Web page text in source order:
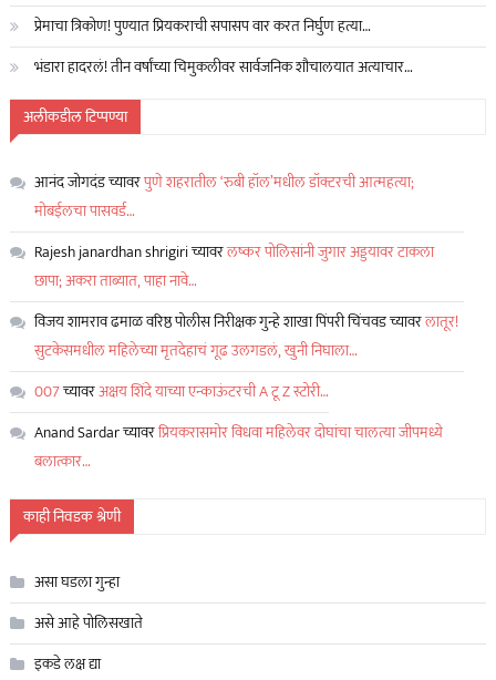
प्रेमाचा त्रिकोण! पुण्यात प्रियकराची सपासप वार करत निर्घुण हत्या…
भंडारा हादरलं! तीन वर्षांच्या चिमुकलीवर सार्वजनिक शौचालयात अत्याचार…
अलीकडील टिप्पण्या
आनंद जोगदंडच्यावरपुणे शहरातील ‘रुबी हॉल’मधील डॉक्टरची आत्महत्या;
मोबईलचा पासवर्ड…
Rajesh janardhan shrigiriच्यावरलष्कर पोलिसांनी जुगार अड्डयावर टाकला
छापा; अकरा ताब्यात, पाहा नावे…
विजय शामराव ढमाळ वरिष्ठ पोलीस निरीक्षक गुन्हे शाखा पिंपरी चिंचवडच्यावरलातूर!
सुटकेसमधील महिलेच्या मृतदेहाचं गूढ उलगडलं, खुनी निघाला…
007च्यावरअक्षय शिंदे याच्या एन्काऊंटरची A टू Z स्टोरी…
Anand Sardarच्यावरप्रियकरासमोर विधवा महिलेवर दोघांचा चालत्या जीपमध्ये
बलात्कार…
काही निवडक श्रेणी
असा घडला गुन्हा
असे आहे पोलिसखाते
इकडे लक्ष द्या